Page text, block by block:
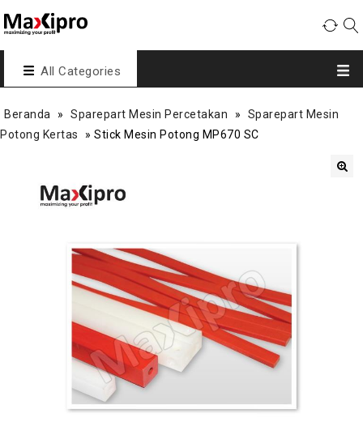
All Categories
Beranda » Sparepart Mesin Percetakan »
Sparepart Mesin
Potong Kertas
» Stick Mesin Potong MP670 SC